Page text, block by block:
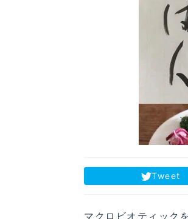
Tweet
マクロビオティック